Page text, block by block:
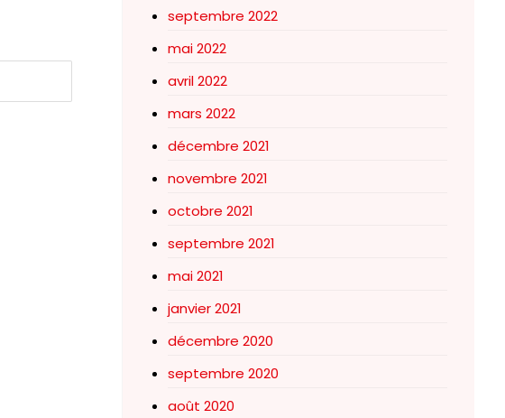
septembre 2022
mai 2022
avril 2022
mars 2022
décembre 2021
novembre 2021
octobre 2021
septembre 2021
mai 2021
janvier 2021
décembre 2020
septembre 2020
août 2020